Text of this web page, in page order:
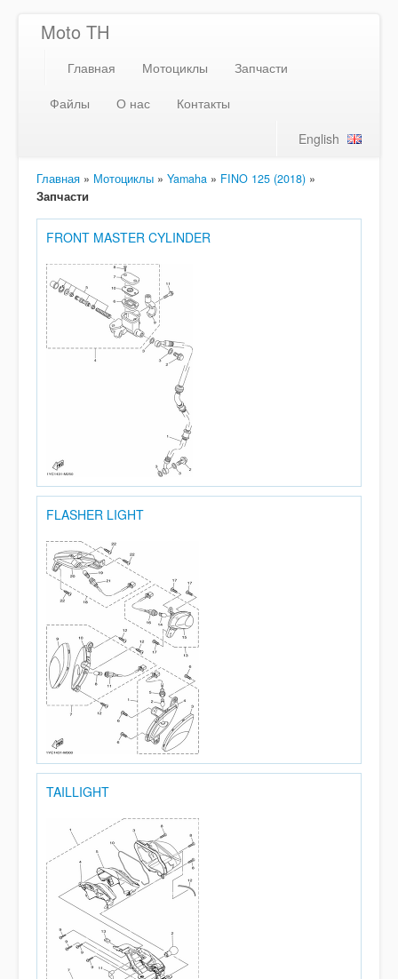
Moto TH
Главная Мотоциклы
Запчасти
Файлы
О нас
Контакты
English
Главная » Мотоциклы » Yamaha » FINO 125 (2018) »
Запчасти
FRONT MASTER CYLINDER
FLASHER LIGHT
TAILLIGHT